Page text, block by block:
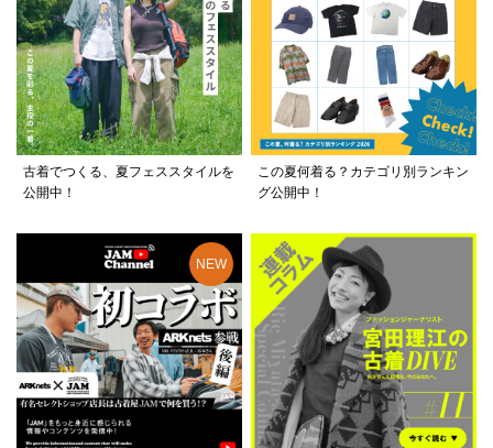
古着でつくる、夏フェススタイルを
公開中！
この夏何着る？カテゴリ別ランキン
グ公開中！